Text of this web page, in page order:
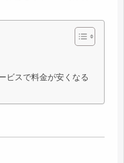
ビスで料金が安くなる